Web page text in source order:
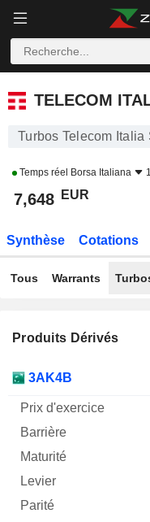
TELECOM ITALIA
TELECOM
Turbos Telecom Italia
Temps réel Borsa Italiana
7,648 EUR
Synthèse Cotations
Tous Warrants
Produits Dérivés
Mnemo Type
3AK4B